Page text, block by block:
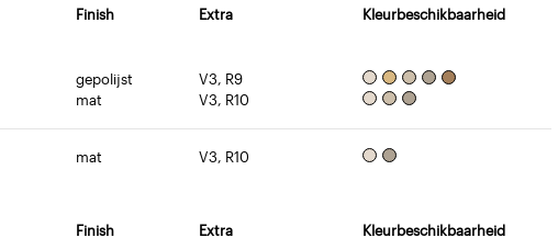
Finish Extra Kleurbeschikbaarheid
gepolijst
V3, R9
mat
V3, R10
mat V3, R10
Finish Extra Kleurbeschikbaarheid